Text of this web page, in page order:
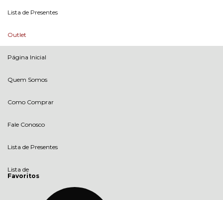
Lista de Presentes
Outlet
Página Inicial
Quem Somos
Como Comprar
Fale Conosco
Lista de Presentes
Lista de
Favoritos